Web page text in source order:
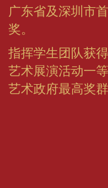
广东省及深圳市
奖。
指挥学生团队获
艺术展演活动一
艺术政府最高奖群